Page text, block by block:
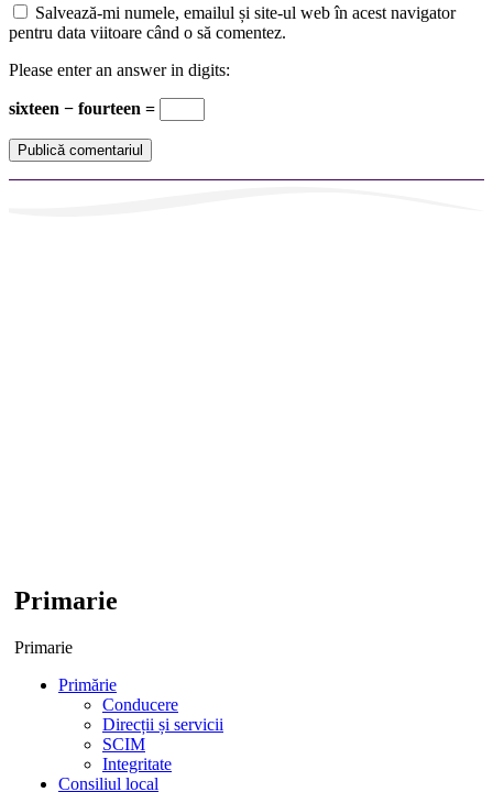
Salvează-mi numele, emailul și site-ul web în acest navigator
pentru data viitoare când o să comentez.
Please enter an answer in digits:
sixteen − fourteen =
Primarie
Primarie
Primărie
Conducere
Direcții și servicii
SCIM
Integritate
Consiliul local